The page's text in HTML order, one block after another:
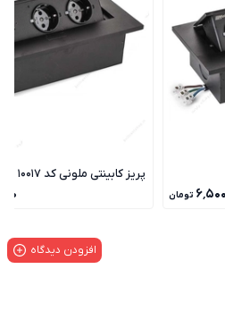
تومان
پریز کابینتی ملونی کد 10017
افزودن دیدگاه